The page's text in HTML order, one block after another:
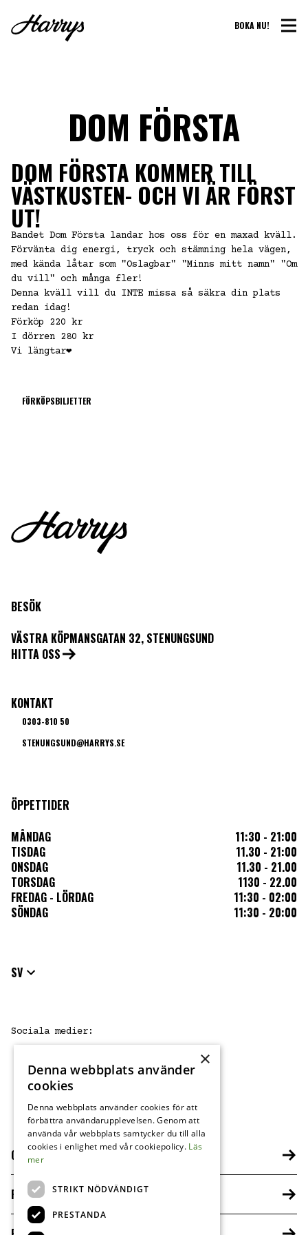
BOKA NU!
DOM FÖRSTA
DOM FÖRSTA KOMMER TILL
VÄSTKUSTEN- OCH VI ÄR FÖRST
UT!
Bandet Dom Första landar hos oss för en maxad kväll.
Förvänta dig energi, tryck och stämning hela vägen,
med kända låtar som "Oslagbar" "Minns mitt namn" "Om
du vill" och många fler!
Denna kväll vill du INTE missa så säkra din plats
redan idag!
Förköp 220 kr
I dörren 280 kr
Vi längtar❤
FÖRKÖPSBILJETTER
SV
Sociala medier:
FB IG
BESÖK
VÄSTRA KÖPMANSGATAN 32, STENUNGSUND
HITTA OSS
KONTAKT
0303-810 50
STENUNGSUND@HARRYS.SE
ÖPPETTIDER
MÅNDAG
11:30 - 21:00
TISDAG
11.30 - 21:00
ONSDAG
11.30 - 21.00
TORSDAG
1130 - 22.00
FREDAG - LÖRDAG
11:30 - 02:00
SÖNDAG
11:30 - 20:00
OM HARRYS
FRANCHISETAGARE
×
Denna webbplats använder
cookies
Denna webbplats använder cookies för att
förbättra användarupplevelsen. Genom att
använda vår webbplats samtycker du till alla
cookies i enlighet med vår cookiepolicy. Läs
mer
STRIKT NÖDVÄNDIGT
PRESTANDA